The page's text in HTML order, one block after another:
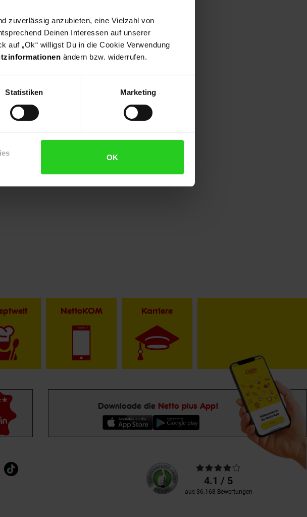
zuverlässig anzubieten, eine Vielzahl von
Deinen Interessen auf unserer
auf „Ok“ willigst Du in die Cookie Verwendung
ändern bzw. widerrufen.
Statistiken Marketing
OK
NettoKOM Karriere
Downloade die Netto plus App!
Unsere
Kundenbewertungen
Durchschnittliche
Bewertungen4.1 / 5
aus 36.168 Bewertungen